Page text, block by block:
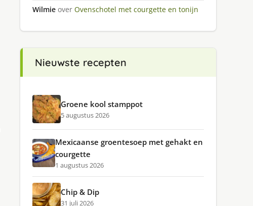
Wilmie over Ovenschotel met courgette en tonijn
Nieuwste recepten
Groene kool stamppot
5 augustus 2026
Mexicaanse groentesoep met gehakt en
courgette
1 augustus 2026
Chip & Dip
31 juli 2026